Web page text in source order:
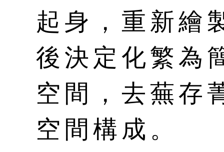
起身，重新繪
後決定化繁為
空間，去蕪存
空間構成。